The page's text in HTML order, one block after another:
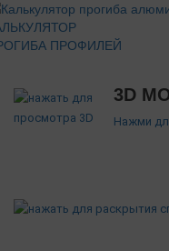
ПРОФИЛЕЙ
3D
Нажми